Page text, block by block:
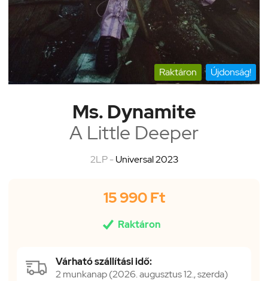
Raktáron Újdonság!
Ms. Dynamite
A Little Deeper
2LP -Universal 2023
15 990 Ft
 Raktáron
Várható szállítási idő:
2 munkanap (2026. augusztus 12., szerda)